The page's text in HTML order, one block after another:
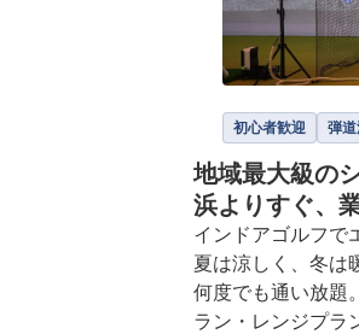
初心者歓迎 弾
地域最大級の
浜よりすぐ、
インドアゴルフで
夏は涼しく、冬は
何度でも通い放題
ラン・レンジプラ